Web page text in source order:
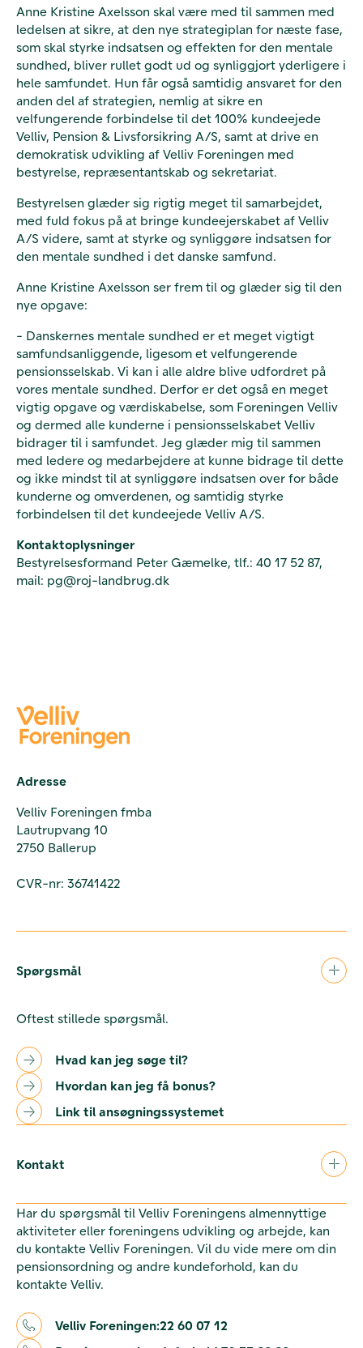
Anne Kristine Axelsson skal være med til sammen med
ledelsen at sikre, at den nye strategiplan for næste fase,
som skal styrke indsatsen og effekten for den mentale
sundhed, bliver rullet godt ud og synliggjort yderligere i
hele samfundet. Hun får også samtidig ansvaret for den
anden del af strategien, nemlig at sikre en
velfungerende forbindelse til det 100% kundeejede
Velliv, Pension & Livsforsikring A/S, samt at drive en
demokratisk udvikling af Velliv Foreningen med
bestyrelse, repræsentantskab og sekretariat.
Bestyrelsen glæder sig rigtig meget til samarbejdet,
med fuld fokus på at bringe kundeejerskabet af Velliv
A/S videre, samt at styrke og synliggøre indsatsen for
den mentale sundhed i det danske samfund.
Anne Kristine Axelsson ser frem til og glæder sig til den
nye opgave:
- Danskernes mentale sundhed er et meget vigtigt
samfundsanliggende, ligesom et velfungerende
pensionsselskab. Vi kan i alle aldre blive udfordret på
vores mentale sundhed. Derfor er det også en meget
vigtig opgave og værdiskabelse, som Foreningen Velliv
og dermed alle kunderne i pensionsselskabet Velliv
bidrager til i samfundet. Jeg glæder mig til sammen
med ledere og medarbejdere at kunne bidrage til dette
og ikke mindst til at synliggøre indsatsen over for både
kunderne og omverdenen, og samtidig styrke
forbindelsen til det kundeejede Velliv A/S.
Kontaktoplysninger
Bestyrelsesformand Peter Gæmelke, tlf.: 40 17 52 87,
mail: pg@roj-landbrug.dk
Adresse
Velliv Foreningen fmba
Lautrupvang 10
2750 Ballerup
CVR-nr: 36741422
Spørgsmål
Oftest stillede spørgsmål.
Hvad kan jeg søge til?
Hvordan kan jeg få bonus?
Link til ansøgningssystemet
Kontakt
Har du spørgsmål til Velliv Foreningens almennyttige
aktiviteter eller foreningens udvikling og arbejde, kan
du kontakte Velliv Foreningen. Vil du vide mere om din
pensionsordning og andre kundeforhold, kan du
kontakte Velliv.
Velliv Foreningen:22 60 07 12